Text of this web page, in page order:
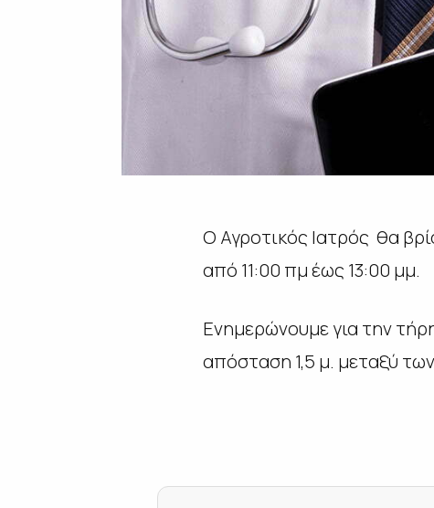
O Αγροτικός Ιατρός θα
από 11:00 πμ έως 13:00 μμ.
Ενημερώνουμε για την
απόσταση 1,5 μ. μεταξύ